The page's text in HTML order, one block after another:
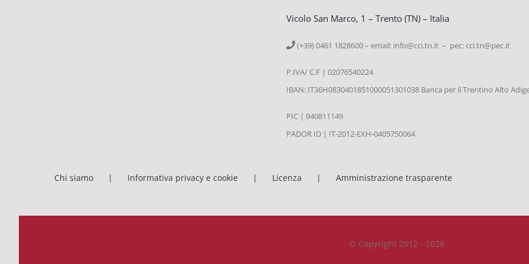
Vicolo San Marco, 1 – Trento (TN) – Italia
(+39) 0461 1828600 – email: info@cci.tn.it – pec: cci.tn@pec.it
P.IVA/ C.F | 02076540224
IBAN: IT36H0830401851000051301038 Banca per il Trentino Alto
PIC | 940811149
PADOR ID | IT-2012-EXH-0405750064
Chi siamo Informativa privacy e cookie Licenza Amministrazione trasparente
© Copyright 2012 - 2026